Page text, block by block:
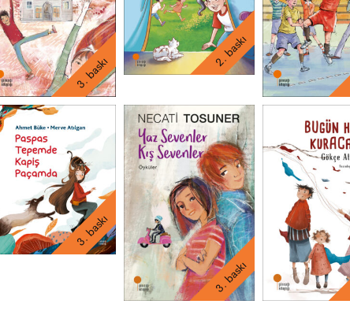
3. baskı
2. baskı
3. baskı
3. baskı